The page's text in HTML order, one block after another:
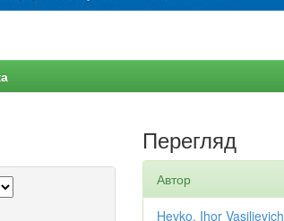
Перегляд
Автор
Hevko, Ihor Vasilievich